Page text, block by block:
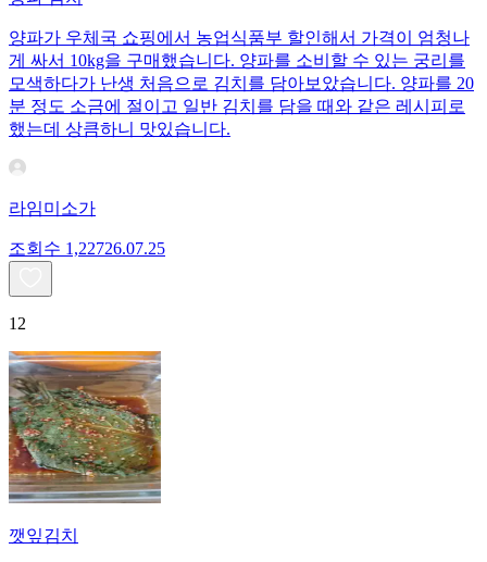
양파가 우체국 쇼핑에서 농업식품부 할인해서 가격이 엄청나
게 싸서 10kg을 구매했습니다. 양파를 소비할 수 있는 궁리를
모색하다가 난생 처음으로 김치를 담아보았습니다. 양파를 20
분 정도 소금에 절이고 일반 김치를 담을 때와 같은 레시피로
했는데 상큼하니 맛있습니다.
라임미소가
조회수 1,22726.07.25
12
깻잎김치